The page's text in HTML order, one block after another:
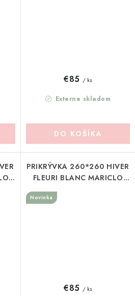
Externe skladom
€85 / ks
DO KOŠÍKA
PRIKRÝVKA 260*260 HIVER
FLEURI BLANC MARICLO
Novinka
€85 / ks